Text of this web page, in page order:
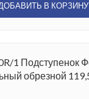
В КОРЗИНУ